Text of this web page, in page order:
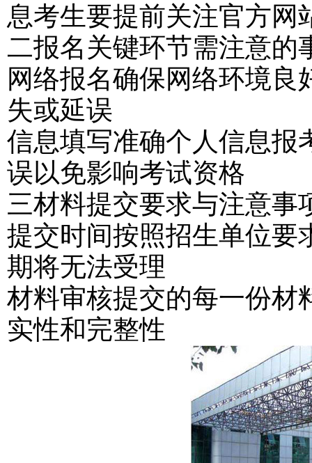
息考生要提前关注官方网
二报名关键环节需注意的
网络报名确保网络环境
失或延误
信息填写准确个人信息报
误以免影响考试资格
三材料提交要求与注意事
提交时间按照招生单位要
期将无法受理
材料审核提交的每一份材
实性和完整性